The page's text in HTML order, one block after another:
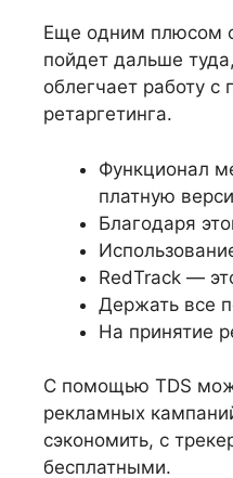
Еще одним плюсом
пойдет дальше
облегчает работу
ретаргетинга.
Функционал
платную
Благодаря
RedTrack —
Держать все
На принятие
С помощью TDS
рекламных
сэкономить, с
бесплатными.